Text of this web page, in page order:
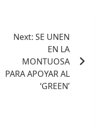
Next: SE UNEN
EN LA
MONTUOSA
PARA APOYAR AL
‘GREEN’